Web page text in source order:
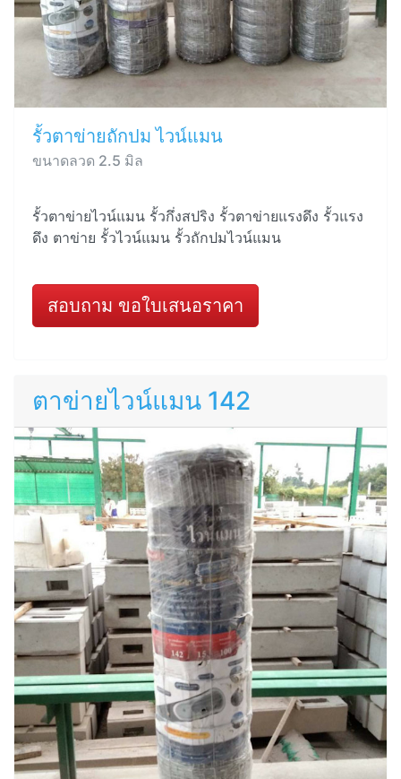
รั้วตาข่ายถักปม ไวน์แมน
ขนาดลวด 2.5 มิล
รั้วตาข่ายไวน์แมน รั้วกึ่งสปริง รั้วตาข่ายแรงดึง รั้วแรง
ดึง ตาข่าย รั้วไวน์แมน รั้วถักปมไวน์แมน
สอบถาม ขอใบเสนอราคา
ตาข่ายไวน์แมน 142